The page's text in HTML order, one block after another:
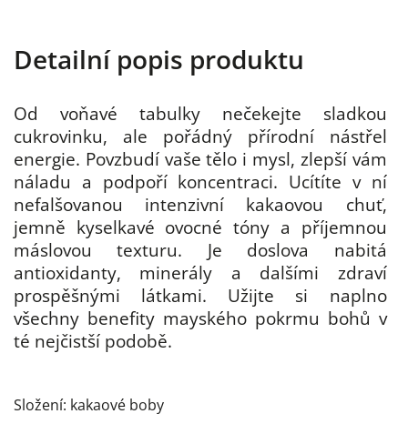
Detailní popis produktu
Od voňavé tabulky nečekejte sladkou
cukrovinku, ale pořádný přírodní nástřel
energie. Povzbudí vaše tělo i mysl, zlepší vám
náladu a podpoří koncentraci. Ucítíte v ní
nefalšovanou intenzivní kakaovou chuť,
jemně kyselkavé ovocné tóny a příjemnou
máslovou texturu. Je doslova nabitá
antioxidanty, minerály a dalšími zdraví
prospěšnými látkami. Užijte si naplno
všechny benefity mayského pokrmu bohů v
té nejčistší podobě.
Složení: kakaové boby